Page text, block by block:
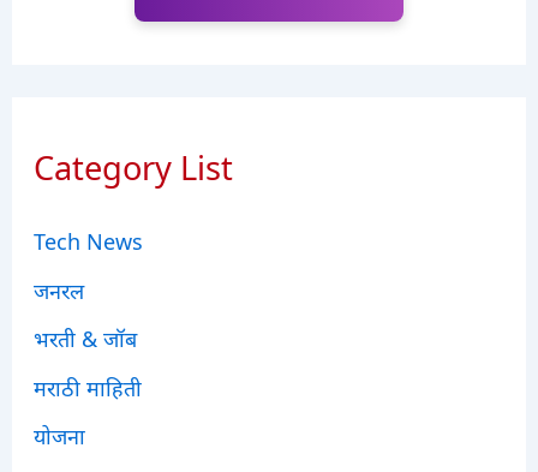
Category List
Tech News
जनरल
भरती & जॉब
मराठी माहिती
योजना